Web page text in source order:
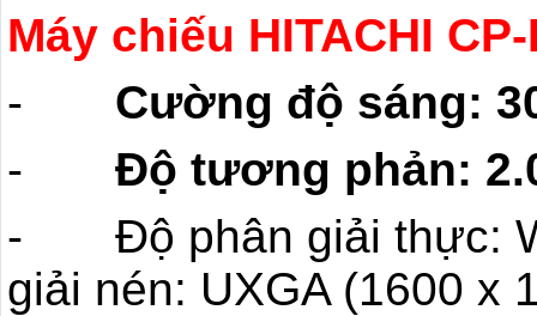
Máy chiếu HITACHI
- Cường độ sáng:
- Độ tương phản:
- Độ phân giải thực:
giải nén: UXGA (1600 x